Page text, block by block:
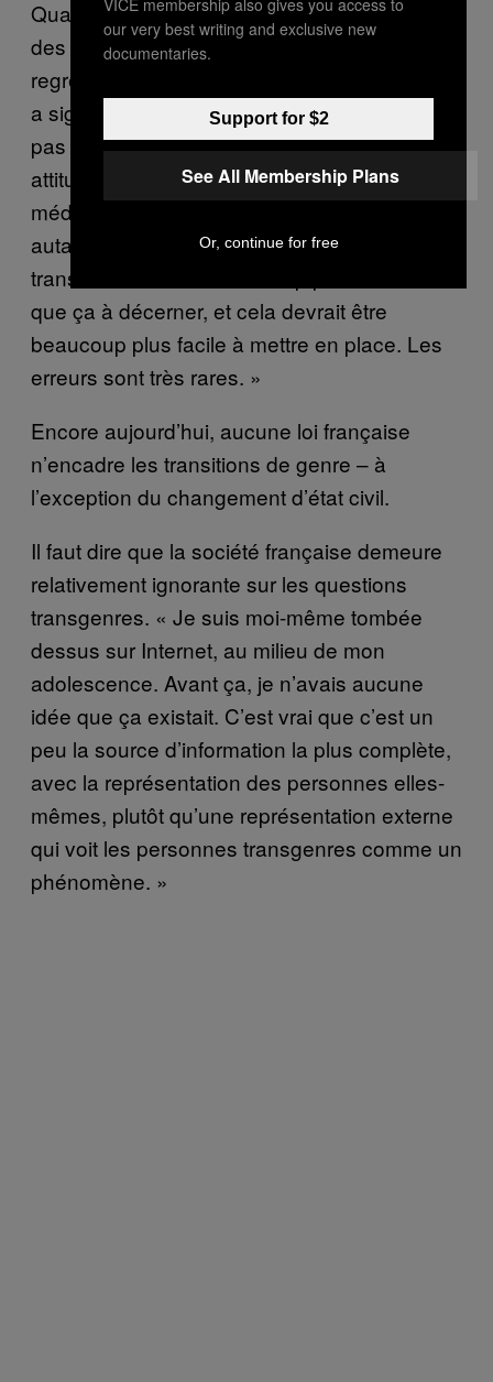
Quand bien même une personne qui a pris
des hormones ou fait une opération le
regretterait, à partir du moment où quelqu’un
a signé un consentement éclairé, il ne peut
pas attaquer en justice. » Chloé impute cette
attitude à un manque d’information du corps
médical sur la transidentité. « Il n’y aurait pas
autant de délais si on connaissait mieux la
transidentité. C’est beaucoup plus évident
que ça à décerner, et cela devrait être
beaucoup plus facile à mettre en place. Les
erreurs sont très rares. »
Encore aujourd’hui, aucune loi française
n’encadre les transitions de genre – à
l’exception du changement d’état civil.
Il faut dire que la société française demeure
relativement ignorante sur les questions
transgenres. « Je suis moi-même tombée
dessus sur Internet, au milieu de mon
adolescence. Avant ça, je n’avais aucune
idée que ça existait. C’est vrai que c’est un
peu la source d’information la plus complète,
avec la représentation des personnes elles-
mêmes, plutôt qu’une représentation externe
qui voit les personnes transgenres comme un
phénomène. »
our very best writing and exclusive new
documentaries.
Support for $2
See All Membership Plans
Or, continue for free